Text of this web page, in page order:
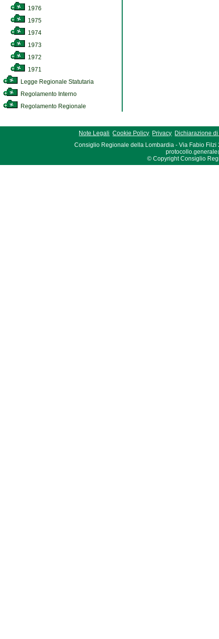
1976
1975
1974
1973
1972
1971
Legge Regionale Statutaria
Regolamento Interno
Regolamento Regionale
Note Legali Cookie Policy Privacy Dichiarazione
Consiglio Regionale della Lombardia - Via Fabio Filzi
© Copyright Consiglio